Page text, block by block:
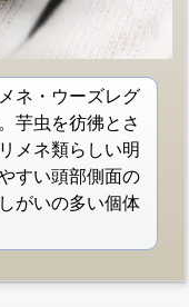
ネ・ウーズレグ
芋虫を彷彿とさ
メネ類らしい明
すい頭部側面の
がいの多い個体